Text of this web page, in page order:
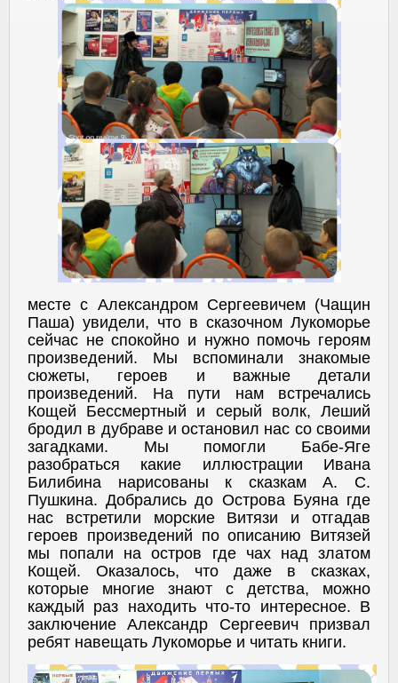
месте с Александром Сергеевичем (Чащин
Паша) увидели, что в сказочном Лукоморье
сейчас не спокойно и нужно помочь героям
произведений. Мы вспоминали знакомые
сюжеты, героев и важные детали
произведений. На пути нам встречались
Кощей Бессмертный и серый волк, Леший
бродил в дубраве и остановил нас со своими
загадками. Мы помогли Бабе-Яге
разобраться какие иллюстрации Ивана
Билибина нарисованы к сказкам А. С.
Пушкина. Добрались до Острова Буяна где
нас встретили морские Витязи и отгадав
героев произведений по описанию Витязей
мы попали на остров где чах над златом
Кощей. Оказалось, что даже в сказках,
которые многие знают с детства, можно
каждый раз находить что-то интересное. В
заключение Александр Сергеевич призвал
ребят навещать Лукоморье и читать книги.